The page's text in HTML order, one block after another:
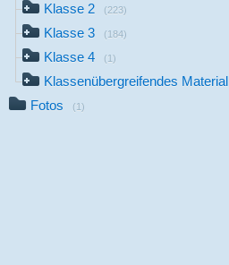
Klasse 2 (223)
Klasse 3 (184)
Klasse 4 (1)
Klassenübergreifendes Material
Fotos (1)